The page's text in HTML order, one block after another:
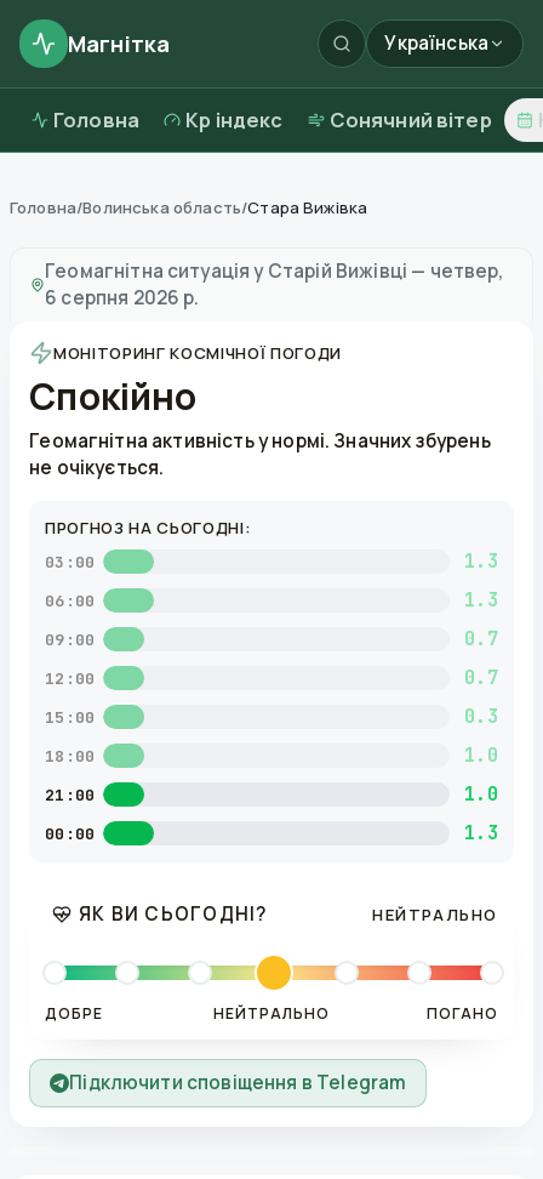
Магнітка Українська
Головна Kp індекс Сонячний вітер
Головна/Волинська область/Стара Вижівка
Геомагнітна ситуація у Старій Вижівці — четвер,
6 серпня 2026 р.
МОНІТОРИНГ КОСМІЧНОЇ ПОГОДИ
Спокійно
Геомагнітна активність у нормі. Значних збурень
не очікується.
ПРОГНОЗ НА СЬОГОДНІ:
03:00 1.3
06:00 1.3
09:00 0.7
12:00 0.7
15:00 0.3
18:00 1.0
21:00 1.0
00:00 1.3
ЯК ВИ СЬОГОДНІ? НЕЙТРАЛЬНО
ДОБРЕ НЕЙТРАЛЬНО ПОГАНО
Підключити сповіщення в Telegram